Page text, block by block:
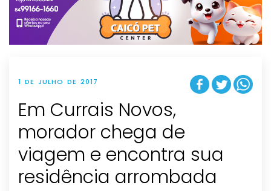
t
i
o
n
1 DE JULHO DE 2017
Em Currais Novos,
morador chega de
viagem e encontra sua
residência arrombada